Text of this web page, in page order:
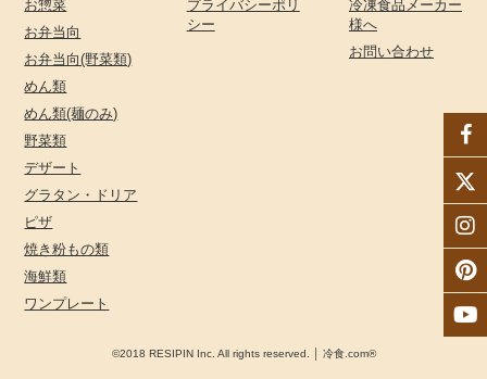
お惣菜
お弁当向
お弁当向(野菜類)
めん類
めん類(麺のみ)
野菜類
デザート
グラタン・ドリア
ピザ
焼き粉もの類
海鮮類
ワンプレート
プライバシーポリ
シー
冷凍食品メーカー
様へ
お問い合わせ
©2018 RESIPIN Inc. All rights reserved. │ 冷食.com®